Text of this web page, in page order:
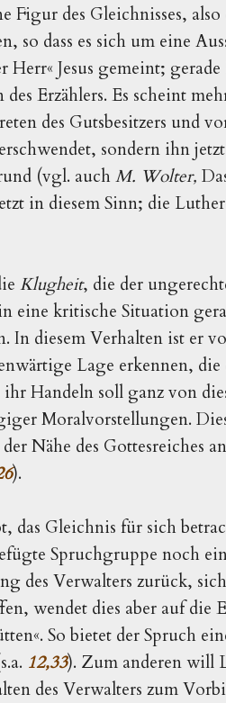
des Gleichnisses, also
so dass es sich um eine
Herr« Jesus gemeint;
Erzählers. Es scheint
des Gutsbesitzers und
sondern ihn
(vgl. auchM. Wolter,
in diesem Sinn; die
Klugheit, die der
eine kritische Situation
In diesem Verhalten ist er
Lage erkennen,
Handeln soll ganz von
Moralvorstellungen.
Nähe des Gottesreiches
).
das Gleichnis für sich
Spruchgruppe noch
des Verwalters zurück,
wendet dies aber auf die
So bietet der Spruch
12,33). Zum anderen will
des Verwalters zum